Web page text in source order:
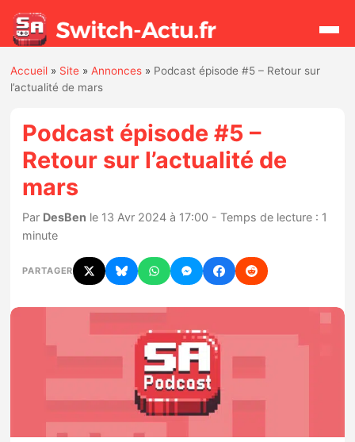
Actualités
Jeux
Hardware
Mises à jour
Chiffres de ventes
Rumeurs
Nintendo Direct
Tests et previews
Accueil » Site »Annonces » Podcast épisode #5 – Retour sur
l’actualité de mars
Podcast épisode #5 –
Retour sur l’actualité de
mars
Par DesBen le 13 Avr 2024 à 17:00 - Temps de lecture : 1
minute
PARTAGER